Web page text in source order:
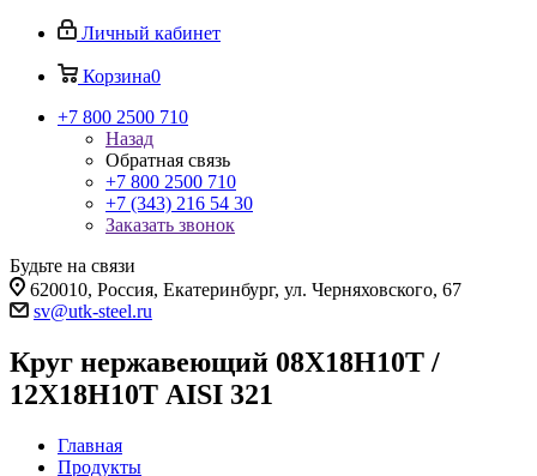
Личный кабинет
Корзина0
+7 800 2500 710
Назад
Обратная связь
+7 800 2500 710
+7 (343) 216 54 30
Заказать звонок
Будьте на связи
620010, Россия, Екатеринбург, ул. Черняховского, 67
sv@utk-steel.ru
Круг нержавеющий 08Х18Н10Т /
12Х18Н10Т AISI 321
Главная
Продукты